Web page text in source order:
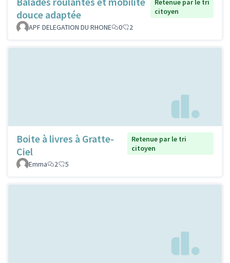
douce adaptée
Retenue par le tri
citoyen
APF DELEGATION DU RHONE
0 2
Boite à livres à Gratte-
Ciel
Retenue par le tri
citoyen
Emma
2 5